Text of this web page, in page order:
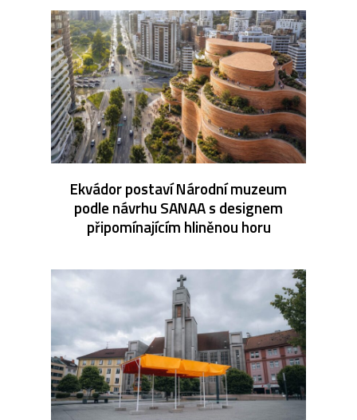
Ekvádor postaví Národní muzeum
podle návrhu SANAA s designem
připomínajícím hliněnou horu